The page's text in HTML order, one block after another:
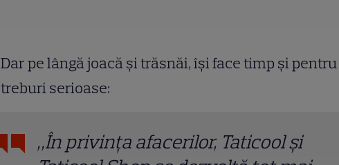
Dar pe lângă joacă și trăsnăi, își face timp și pentru
treburi serioase:
„În privința afacerilor, Taticool și